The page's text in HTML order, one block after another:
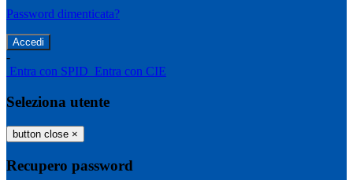
Password dimenticata?
-
Entra con SPID Entra con CIE
Seleziona utente
button close ×
Recupero password